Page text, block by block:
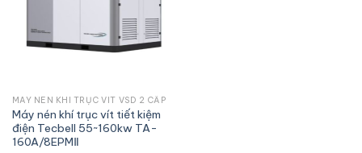
MÁY NÉN KHÍ TRỤC VÍT VSD 2 CẤP
Máy nén khí trục vít tiết kiệm
điện Tecbell 55~160kw TA-
160A/8EPMⅡ